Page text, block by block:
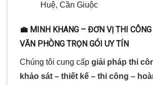
Huệ, Cần Giuộc
💼 MINH KHANG – ĐƠN VỊ THI
VĂN PHÒNG TRỌN GÓI UY TÍN
Chúng tôi cung cấp giải pháp thi
khảo sát – thiết kế – thi công –